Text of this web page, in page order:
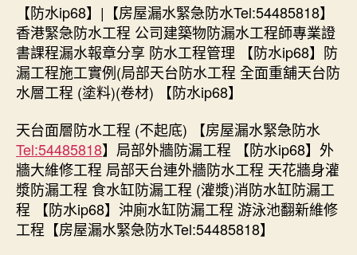
【防水ip68】|【房屋漏水緊急防水Tel:54485818】
香港緊急防水工程 公司建築物防漏水工程師專業證
書課程漏水報章分享 防水工程管理 【防水ip68】防
漏工程施工實例(局部天台防水工程 全面重舖天台防
水層工程 (塗料)(卷材) 【防水ip68】
天台面層防水工程 (不起底) 【房屋漏水緊急防水
Tel:54485818】局部外牆防漏工程 【防水ip68】外
牆大維修工程 局部天台連外牆防水工程 天花牆身灌
漿防漏工程 食水缸防漏工程 (灌漿)消防水缸防漏工
程 【防水ip68】沖廁水缸防漏工程 游泳池翻新維修
工程【房屋漏水緊急防水Tel:54485818】